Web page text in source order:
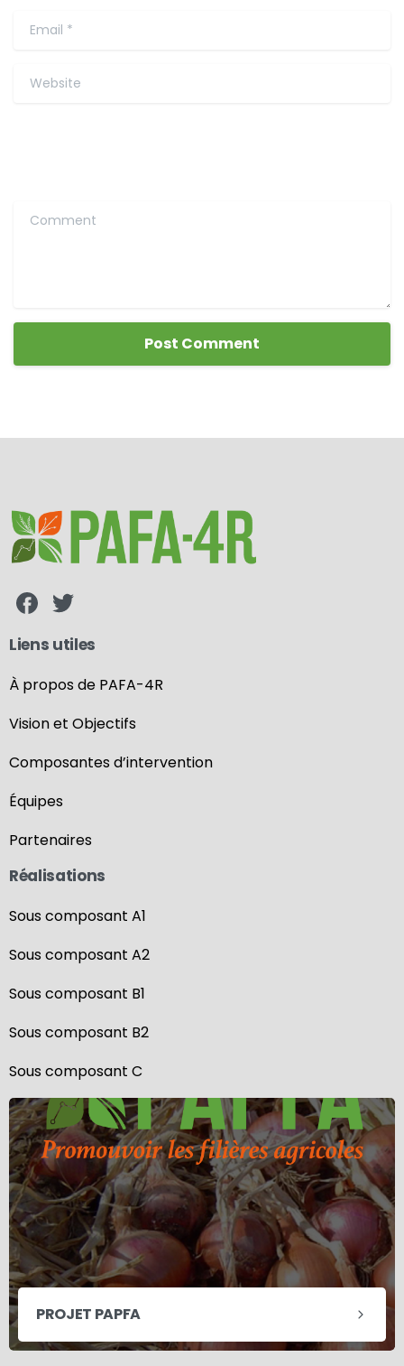
Email*
Website
Comment
Liens utiles
À propos de PAFA-4R
Vision et Objectifs
Composantes d’intervention
Équipes
Partenaires
Réalisations
Sous composant A1
Sous composant A2
Sous composant B1
Sous composant B2
Sous composant C
PROJET PAPFA